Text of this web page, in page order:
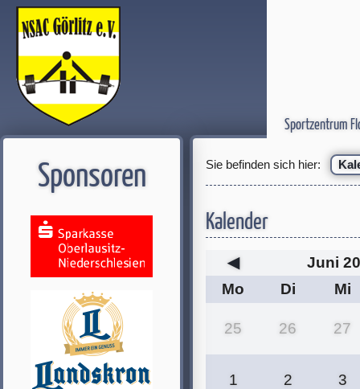
Sportzentrum
Sie befinden sich hier:
Kalender
◀
Juni
Mo
Di Mi
25 26 27
1 2 3
Sponsoren